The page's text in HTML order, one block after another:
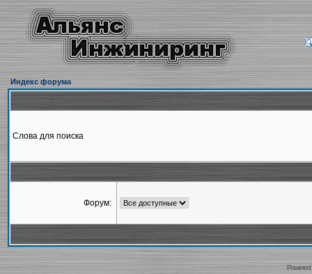
Индекс форума
Слова для поиска
Форум: